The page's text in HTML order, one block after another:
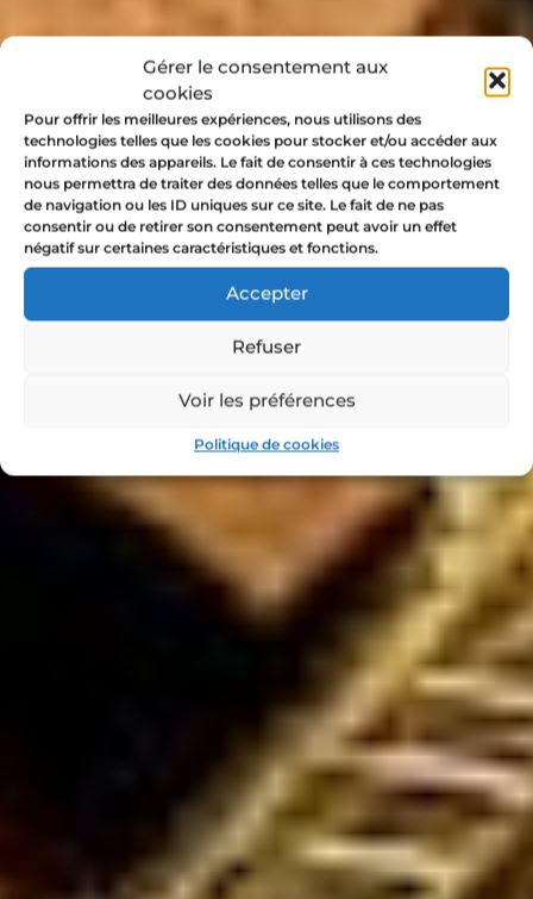
Gérer le consentement aux
cookies
Pour offrir les meilleures expériences, nous utilisons des
technologies telles que les cookies pour stocker et/ou accéder aux
informations des appareils. Le fait de consentir à ces technologies
nous permettra de traiter des données telles que le comportement
de navigation ou les ID uniques sur ce site. Le fait de ne pas
consentir ou de retirer son consentement peut avoir un effet
négatif sur certaines caractéristiques et fonctions.
Accepter
Refuser
Voir les préférences
Politique de cookies